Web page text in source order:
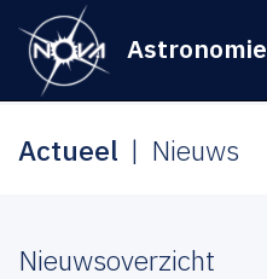
Astronomie
Actueel Nieuws
Nieuwsoverzicht